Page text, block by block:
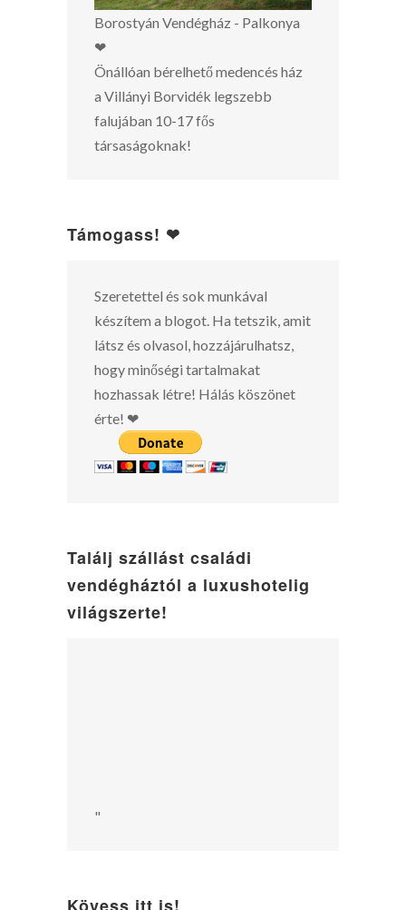
Borostyán Vendégház - Palkonya
❤
Önállóan bérelhető medencés ház
a Villányi Borvidék legszebb
falujában 10-17 fős
társaságoknak!
Támogass! ❤
Szeretettel és sok munkával
készítem a blogot. Ha tetszik, amit
látsz és olvasol, hozzájárulhatsz,
hogy minőségi tartalmakat
hozhassak létre! Hálás köszönet
érte! ❤
Találj szállást családi
vendégháztól a luxushotelig
világszerte!
"